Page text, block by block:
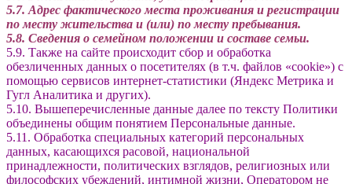
5.7. Адрес фактического места проживания и регистрации
по месту жительства и (или) по месту пребывания.
5.8. Сведения о семейном положении и составе семьи.
5.9. Также на сайте происходит сбор и обработка
обезличенных данных о посетителях (в т.ч. файлов «cookie») с
помощью сервисов интернет-статистики (Яндекс Метрика и
Гугл Аналитика и других).
5.10. Вышеперечисленные данные далее по тексту Политики
объединены общим понятием Персональные данные.
5.11. Обработка специальных категорий персональных
данных, касающихся расовой, национальной
принадлежности, политических взглядов, религиозных или
философских убеждений, интимной жизни, Оператором не